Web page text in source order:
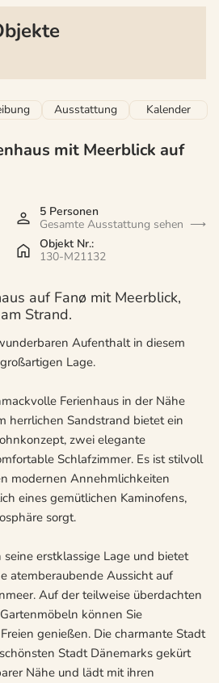
Ausstattung Kalender
mit Meerblick auf
5 Personen
Gesamte Ausstattung sehen
Objekt Nr.:
130-M21132
auf Fanø mit Meerblick,
Strand.
Aufenthalt in diesem
Lage.
Ferienhaus in der Nähe
herrlichen Sandstrand bietet ein
zwei elegante
Schlafzimmer. Es ist stilvoll
modernen Annehmlichkeiten
eines gemütlichen Kaminofens,
sorgt.
erstklassige Lage und bietet
atemberaubende Aussicht auf
Auf der teilweise überdachten
können Sie
genießen. Die charmante Stadt
Stadt Dänemarks gekürt
Nähe und lädt mit ihren